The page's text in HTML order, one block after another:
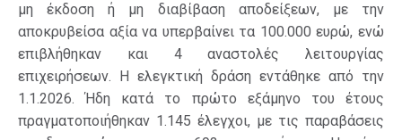
μη έκδοση ή μη διαβίβαση αποδείξεων, με την
αποκρυβείσα αξία να υπερβαίνει τα 100.000 ευρώ, ενώ
επιβλήθηκαν και 4 αναστολές λειτουργίας
επιχειρήσεων. Η ελεγκτική δράση εντάθηκε από την
1.1.2026. Ήδη κατά το πρώτο εξάμηνο του έτους
πραγματοποιήθηκαν 1.145 έλεγχοι, με τις παραβάσεις